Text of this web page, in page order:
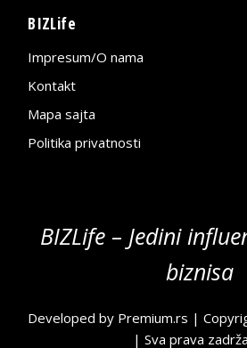
BIZLife
Impresum/O nama
Kontakt
Mapa sajta
Politika privatnosti
BIZLife – Jedini
biznisa
Developed by Premium.rs |
| Sva prava